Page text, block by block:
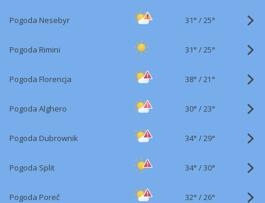
Pogoda Nesebyr 31° /25°
Pogoda Rimini 31° /25°
Pogoda Florencja 38° /21°
Pogoda Alghero 30° /23°
Pogoda Dubrownik 34° /29°
Pogoda Split 34° /30°
Pogoda Poreč 32° /26°